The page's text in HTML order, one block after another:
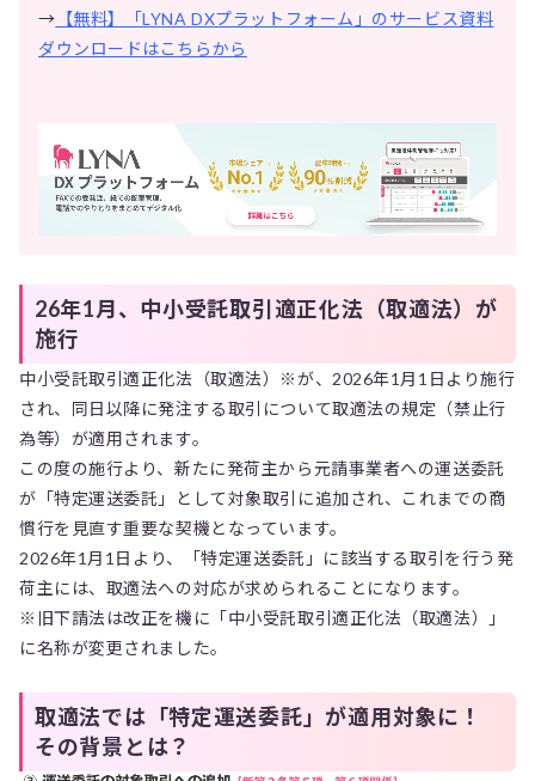
→ 【無料】「LYNA DXプラットフォーム」のサービス資料
ダウンロードはこちらから
26年1月、中小受託取引適正化法（取適法）が
施行
中小受託取引適正化法（取適法）※が、2026年1月1日より施行
され、同日以降に発注する取引について取適法の規定（禁止行
為等）が適用されます。
この度の施行より、新たに発荷主から元請事業者への運送委託
が「特定運送委託」として対象取引に追加され、これまでの商
慣行を見直す重要な契機となっています。
2026年1月1日より、「特定運送委託」に該当する取引を行う発
荷主には、取適法への対応が求められることになります。
※旧下請法は改正を機に「中小受託取引適正化法（取適法）」
に名称が変更されました。
取適法では「特定運送委託」が適用対象に！
その背景とは？